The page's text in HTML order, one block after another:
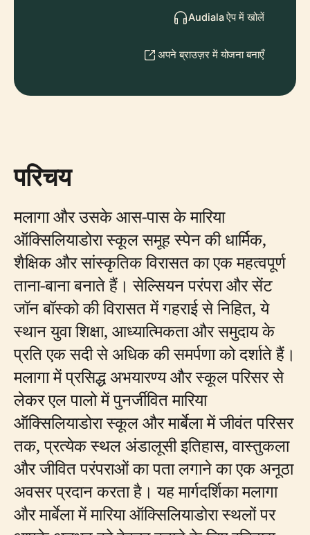
Audiala ऐप में खोलें
अपने ब्राउज़र में योजना बनाएँ
परिचय
मलागा और उसके आस-पास के मारिया
ऑक्सिलियाडोरा स्कूल समूह स्पेन की धार्मिक,
शैक्षिक और सांस्कृतिक विरासत का एक महत्वपूर्ण
ताना-बाना बनाते हैं। सेल्सियन परंपरा और सेंट
जॉन बॉस्को की विरासत में गहराई से निहित, ये
स्थान युवा शिक्षा, आध्यात्मिकता और समुदाय के
प्रति एक सदी से अधिक की समर्पणा को दर्शाते हैं।
मलागा में प्रसिद्ध अभयारण्य और स्कूल परिसर से
लेकर एल पालो में पुनर्जीवित मारिया
ऑक्सिलियाडोरा स्कूल और मार्बेला में जीवंत परिसर
तक, प्रत्येक स्थल अंडालूसी इतिहास, वास्तुकला
और जीवित परंपराओं का पता लगाने का एक अनूठा
अवसर प्रदान करता है। यह मार्गदर्शिका मलागा
और मार्बेला में मारिया ऑक्सिलियाडोरा स्थलों पर